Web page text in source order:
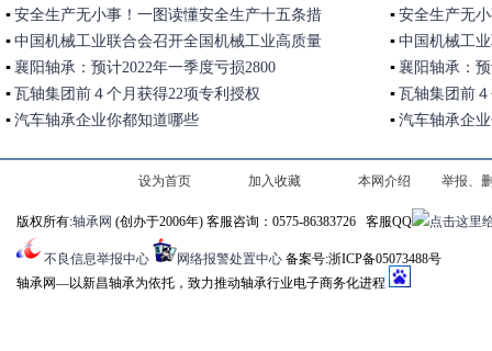
▪ 安全生产无小事！一图读懂安全生产十五条措
施
▪ 中国机械工业联合会召开全国机械工业高质量
发
▪ 襄阳轴承：预计2022年一季度亏损2800
▪ 瓦轴集团前４个月获得22项专利授权
▪ 汽车轴承企业你都知道哪些
▪ 安全生产无
施
▪ 中国机械工
发
▪ 襄阳轴承：
▪ 瓦轴集团前
▪ 汽车轴承企
设为首页 加入收藏 本网介绍 举报、
及认
版权所有:轴承网 (创办于2006年) 客服咨询：0575-86383726 客服QQ
不良信息举报中心 网络报警处置中心 备案号:浙ICP备05073488号
轴承网―以新昌轴承为依托，致力推动轴承行业电子商务化进程